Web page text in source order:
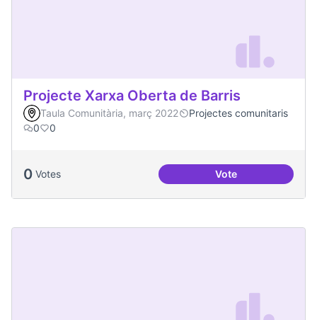
Projecte Xarxa Oberta de Barris
Taula Comunitària, març 2022
Projectes comunitaris
0
0
0 Votes VoteProjecte Xarxa